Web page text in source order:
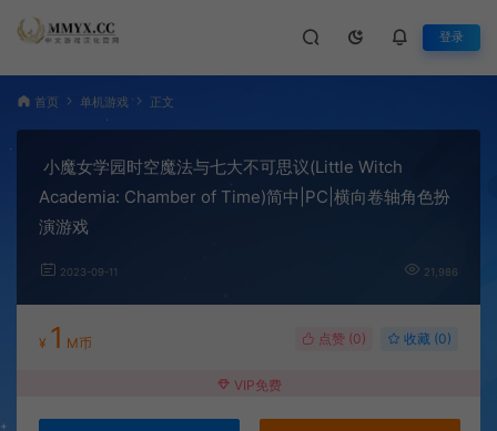
登录
首页 单机游戏 正文
小魔女学园时空魔法与七大不可思议(Little Witch
Academia: Chamber of Time)简中|PC|横向卷轴角色扮
演游戏
2023-09-11 21,986
¥ 1 M币 点赞 (0) 收藏 (0)
VIP免费